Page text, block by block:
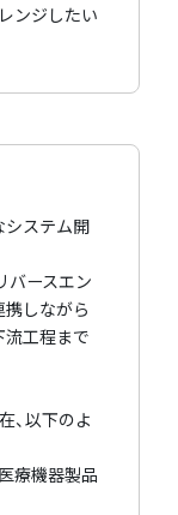
ンジしたい
ステム開
バースエン
しながら
工程まで
、以下のよ
療機器製品